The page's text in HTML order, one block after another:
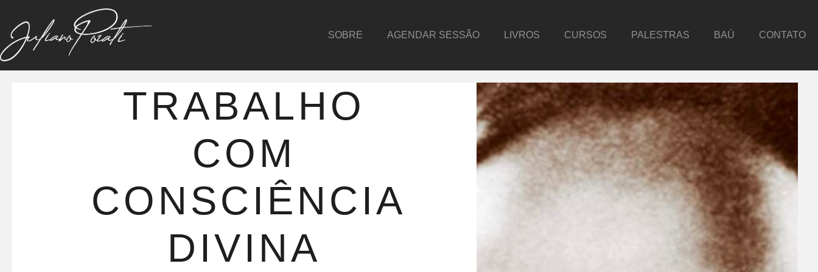
SOBRE AGENDAR SESSÃO LIVROS CURSOS PALESTRAS BAÚ CONTATO
TRABALHO
COM
CONSCIÊNCIA
DIVINA